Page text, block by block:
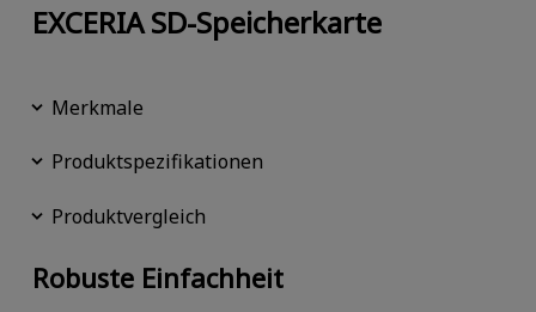
EXCERIA SD-Speicherkarte
Merkmale
Produktspezifikationen
Produktvergleich
Robuste Einfachheit